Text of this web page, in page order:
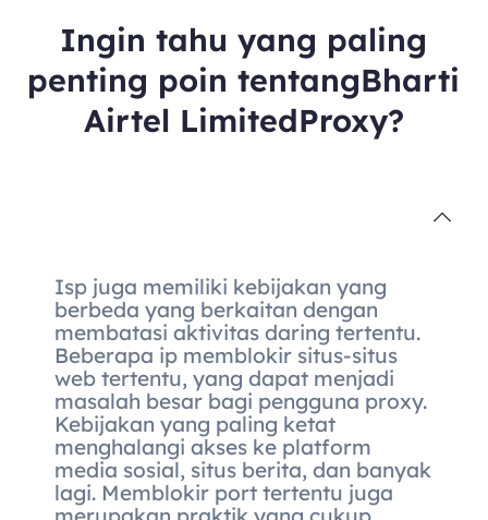
Ingin tahu yang paling
penting poin tentangBharti
Airtel LimitedProxy?
Isp juga memiliki kebijakan yang
berbeda yang berkaitan dengan
membatasi aktivitas daring tertentu.
Beberapa ip memblokir situs-situs
web tertentu, yang dapat menjadi
masalah besar bagi pengguna proxy.
Kebijakan yang paling ketat
menghalangi akses ke platform
media sosial, situs berita, dan banyak
lagi. Memblokir port tertentu juga